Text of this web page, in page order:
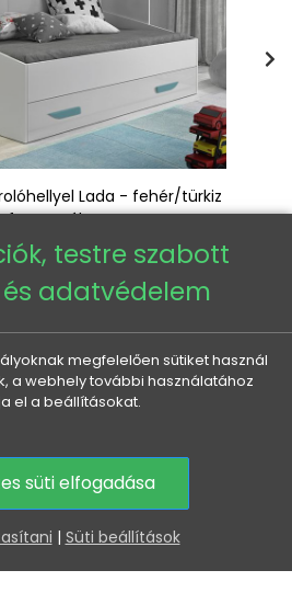
Lada - fehér/türkiz
fogantyúk
Ft Ár
354 375 Ft
szereplő az EU-ban
testre szabott
adatvédelem
megfelelően sütiket használ
a webhely további használatához
el a beállításokat.
süti elfogadása
| Süti beállítások